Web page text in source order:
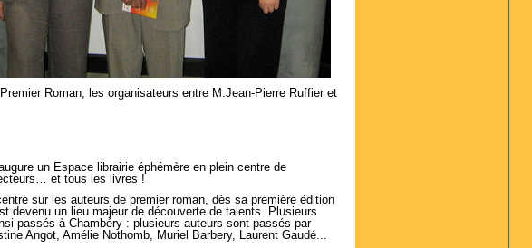
Roman, les organisateurs entre M.Jean-Pierre Ruffier et
un Espace librairie éphémère en plein centre de
et tous les livres !
sur les auteurs de premier roman, dès sa première édition
devenu un lieu majeur de découverte de talents. Plusieurs
passés à Chambéry : plusieurs auteurs sont passés par
Angot, Amélie Nothomb, Muriel Barbery, Laurent Gaudé...